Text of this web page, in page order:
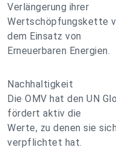
Verlängerung ihrer
Wertschöpfungskette
dem Einsatz von
Erneuerbaren Energien.
Nachhaltigkeit
Die OMV hat den UN
fördert aktiv die
Werte, zu denen sie
verpflichtet hat.